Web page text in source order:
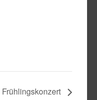
Frühlingskonzert